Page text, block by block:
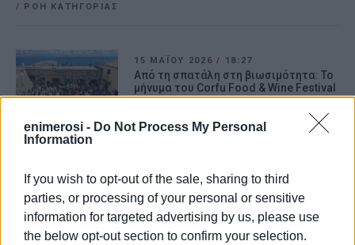
enimerosi - Do Not Process My Personal
Information
If you wish to opt-out of the sale, sharing to third
parties, or processing of your personal or sensitive
information for targeted advertising by us, please use
the below opt-out section to confirm your selection.
/ ΡΟΗ ΚΑΤΗΓΟΡΙΑΣ
15 ΜΑΪ́ΟΥ 2026/ 18:27
Από τη σπατάλη στη βιωσιμότητα: Το
μήνυμα του Corfu Food & Wine Festival
στην Κέρκυρα
Σερβικής κουζίνας του Σεφ Ίβο
Άντριτς (photos)
24 ΜΑΪ́ΟΥ 2024/ 12:43